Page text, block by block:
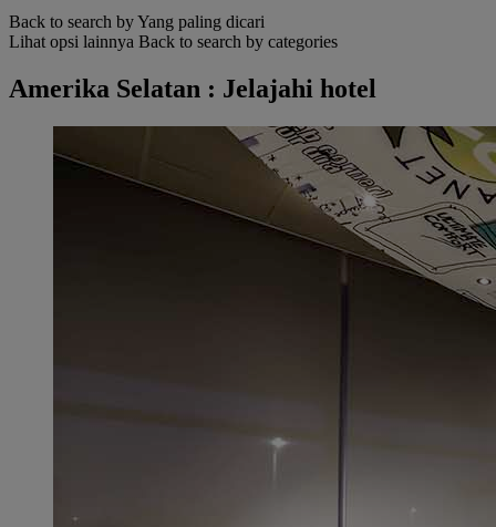
Back to search by Yang paling dicari
Lihat opsi lainnya Back to search by categories
Amerika Selatan : Jelajahi hotel